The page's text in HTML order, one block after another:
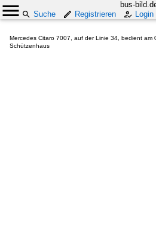
bus-
Suche
Registrieren Login
Mercedes Citaro 7007, auf der Linie 34, bedient am
Schützenhaus